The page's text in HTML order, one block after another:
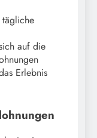
tägliche
auf die
Erlebnis